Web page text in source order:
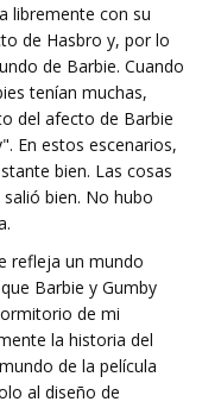
libremente con su
de Hasbro y, por lo
de Barbie. Cuando
tenían muchas,
del afecto de Barbie
En estos escenarios,
bien. Las cosas
bien. No hubo
refleja un mundo
Barbie y Gumby
de mi
la historia del
de la película
al diseño de